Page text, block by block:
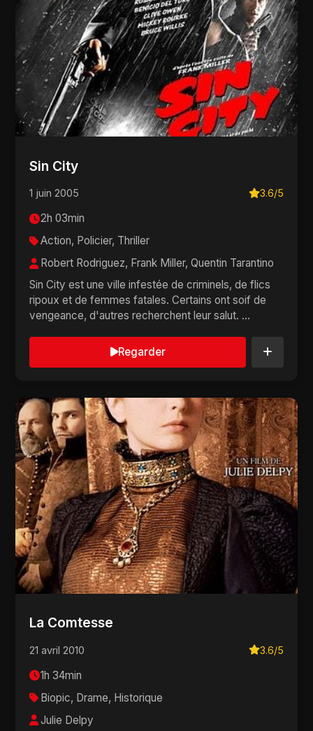
Sin City
1 juin 2005 3.6/5
2h 03min
Action, Policier, Thriller
Robert Rodriguez, Frank Miller, Quentin Tarantino
Sin City est une ville infestée de criminels, de flics
ripoux et de femmes fatales. Certains ont soif de
vengeance, d'autres recherchent leur salut. ...
Regarder
La Comtesse
21 avril 2010 3.6/5
1h 34min
Biopic, Drame, Historique
Julie Delpy